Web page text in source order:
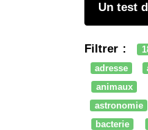
Un test
Filtrer :
adresse
animaux
astronomie
bacterie